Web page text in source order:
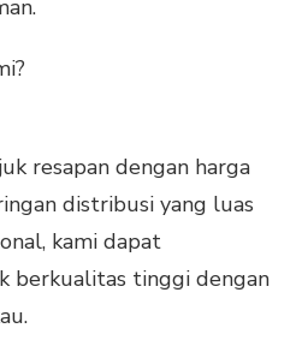
resapan dengan harga
distribusi yang luas
kami dapat
berkualitas tinggi dengan